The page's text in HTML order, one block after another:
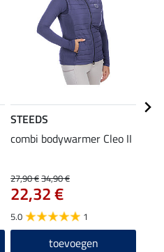
STEEDS
combi bodywarmer Cleo II
27,90 €34,90 €
22,32 €
5.0 1
toevoegen